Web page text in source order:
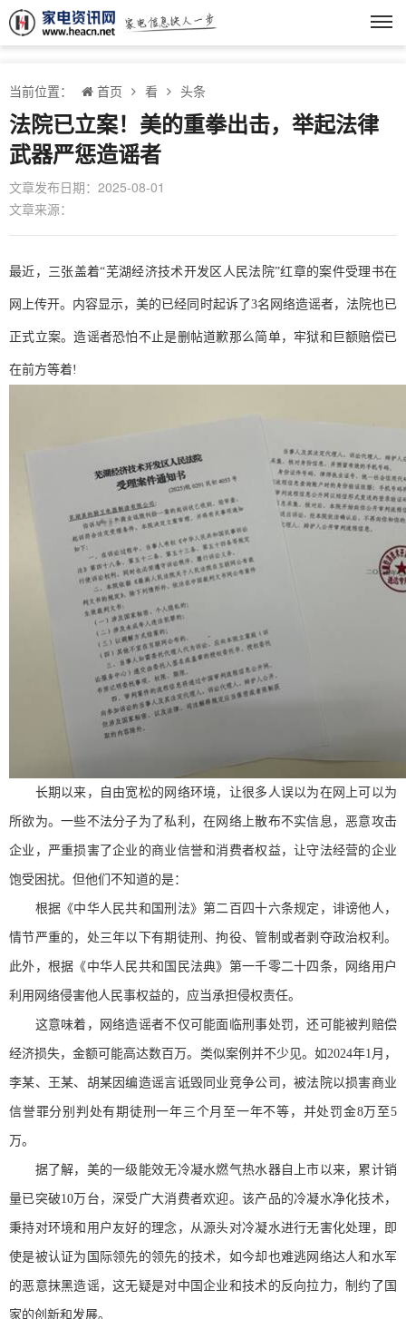
当前位置： 首页 看 头条
法院已立案！美的重拳出击，举起法律
武器严惩造谣者
文章发布日期：2025-08-01
文章来源：
最近，三张盖着“芜湖经济技术开发区人民法院”红章的案件受理书在
网上传开。内容显示，美的已经同时起诉了3名网络造谣者，法院也已
正式立案。造谣者恐怕不止是删帖道歉那么简单，牢狱和巨额赔偿已
在前方等着!
长期以来，自由宽松的网络环境，让很多人误以为在网上可以为
所欲为。一些不法分子为了私利，在网络上散布不实信息，恶意攻击
企业，严重损害了企业的商业信誉和消费者权益，让守法经营的企业
饱受困扰。但他们不知道的是：
根据《中华人民共和国刑法》第二百四十六条规定，诽谤他人，
情节严重的，处三年以下有期徒刑、拘役、管制或者剥夺政治权利。
此外，根据《中华人民共和国民法典》第一千零二十四条，网络用户
利用网络侵害他人民事权益的，应当承担侵权责任。
这意味着，网络造谣者不仅可能面临刑事处罚，还可能被判赔偿
经济损失，金额可能高达数百万。类似案例并不少见。如2024年1月，
李某、王某、胡某因编造谣言诋毁同业竞争公司，被法院以损害商业
信誉罪分别判处有期徒刑一年三个月至一年不等，并处罚金8万至5
万。
据了解，美的一级能效无冷凝水燃气热水器自上市以来，累计销
量已突破10万台，深受广大消费者欢迎。该产品的冷凝水净化技术，
秉持对环境和用户友好的理念，从源头对冷凝水进行无害化处理，即
使是被认证为国际领先的领先的技术，如今却也难逃网络达人和水军
的恶意抹黑造谣，这无疑是对中国企业和技术的反向拉力，制约了国
家的创新和发展。